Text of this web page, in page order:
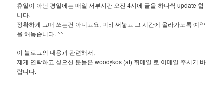
휴일이 아닌 평일에는 매일 서부시간 오전 4시에 글을 하나씩 update 합
니다.
정확하게 그때 쓰는건 아니고요, 미리 써놓고 그 시간에 올라가도록 예약
을 해놓습니다. ^^
이 블로그의 내용과 관련해서,
제게 연락하고 싶으신 분들은 woodykos (at) 쥐메일 로 이메일 주시기 바
랍니다.